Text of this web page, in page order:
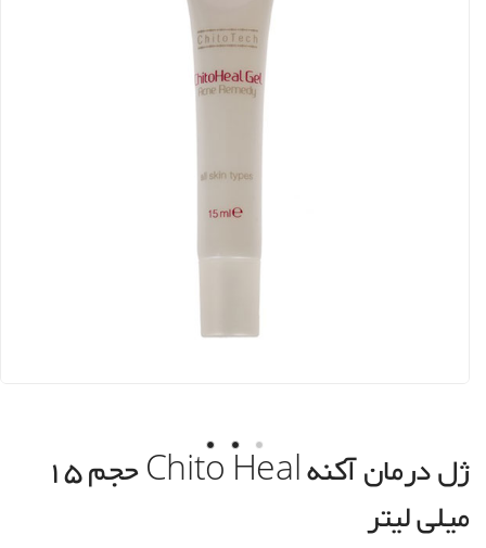
ژل درمان آکنه Chito Heal حجم 15
میلی لیتر